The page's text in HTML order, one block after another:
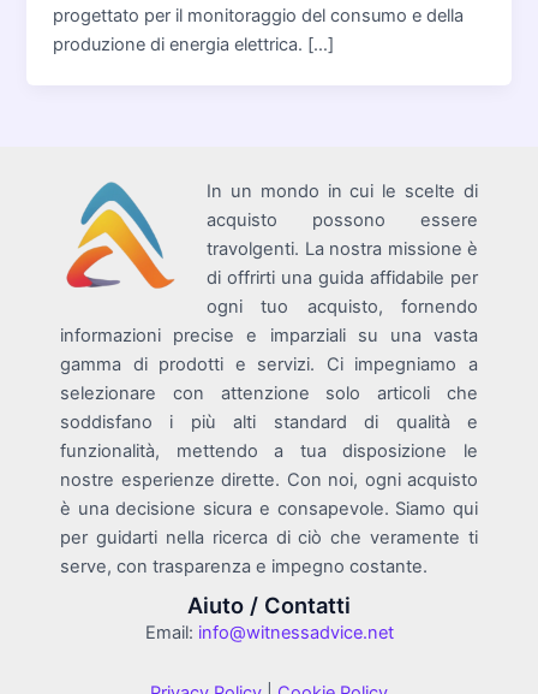
progettato per il monitoraggio del consumo e della
produzione di energia elettrica. […]
In un mondo in cui le scelte di
acquisto possono essere
travolgenti. La nostra missione è
di offrirti una guida affidabile per
ogni tuo acquisto, fornendo
informazioni precise e imparziali su una vasta
gamma di prodotti e servizi. Ci impegniamo a
selezionare con attenzione solo articoli che
soddisfano i più alti standard di qualità e
funzionalità, mettendo a tua disposizione le
nostre esperienze dirette. Con noi, ogni acquisto
è una decisione sicura e consapevole. Siamo qui
per guidarti nella ricerca di ciò che veramente ti
serve, con trasparenza e impegno costante.
Aiuto / Contatti
Email: info@witnessadvice.net